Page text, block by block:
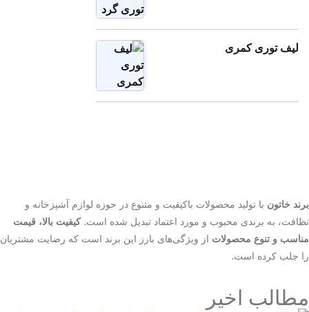
لیف توری کمری
برند خاتون با تولید محصولات باکیفیت و متنوع در حوزه لوازم آشپزخانه و
نظافت، به برندی محبوب و مورد اعتماد تبدیل شده است.کیفیت بالا، قیمت
مناسب و تنوع محصولات از ویژگی‌های بارز این برند است که رضایت مشتریان
را جلب کرده است.
مطالب اخیر